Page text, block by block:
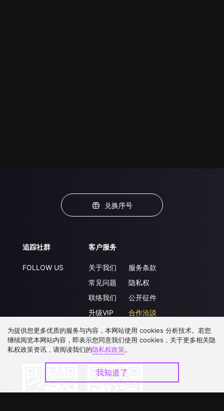
兑换序号
追踪社群
FOLLOW US
客户服务
关于我们
常见问题
联络我们
升级VIP
服务条款
隐私权
公开征件
合作洽談
下载 APP
为提供您更多优质的服务与内容，本网站使用 cookies 分析技术。若您
继续阅览本网站内容，即表示您同意我们使用 cookies，关于更多相关隐
私权政策资讯，请阅读我们的隐私权政策。
我知道了